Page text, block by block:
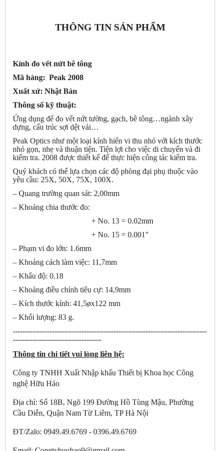
THÔNG TIN SẢN PHẨM
Kính đo vết nứt bê tông
Mã hàng: Peak 2008
Xuất xứ: Nhật Bản
Thông số kỹ thuật:
Ứng dụng để đo vết nứt tường, gạch, bê tông…ngành xây
dựng, cấu trúc sợi dệt vải…
Peak Optics như một loại kính hiển vi thu nhỏ với kích thước
nhỏ gọn, nhẹ và thuận tiện. Tiện lợi cho việc di chuyển và đi
kiểm tra. 2008 được thiết kế để thực hiện công tác kiểm tra.
Quý khách có thể lựa chọn các độ phòng đại phụ thuộc vào
yêu cầu: 25X, 50X, 75X, 100X.
– Quang trường quan sát: 2,00mm
– Khoảng chia thước đo:
+ No. 13 = 0.02mm
+ No. 15 = 0.001″
– Phạm vi đo lớn: 1.6mm
– Khoảng cách làm việc: 11,7mm
– Khẩu độ: 0.18
– Khoảng điều chỉnh tiêu cự: 14,9mm
– Kích thước kính: 41,5øx122 mm
– Khối lượng: 83 g.
-------------------------------------------------------------------------------
------------------------------------
Thông tin chi tiết vui lòng liên hệ:
Công ty TNHH Xuất Nhập khẩu Thiết bị Khoa học Công
nghệ Hữu Hảo
Địa chỉ: Số 18B, Ngõ 199 Đường Hồ Tùng Mậu, Phường
Cầu Diễn, Quận Nam Từ Liêm, TP Hà Nội
ĐT/Zalo: 0949.49.6769 - 0396.49.6769